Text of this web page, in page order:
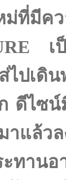
ที่มีค
เ
ไปเดิ
ดีไซน์
แล้ว
ระทา